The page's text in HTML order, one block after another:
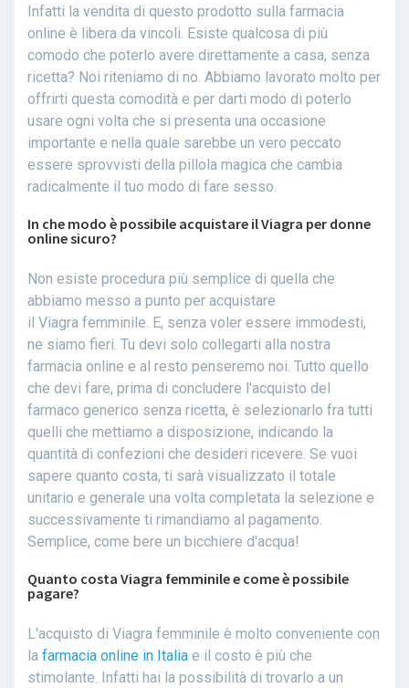
Infatti la vendita di questo prodotto sulla farmacia
online è libera da vincoli. Esiste qualcosa di più
comodo che poterlo avere direttamente a casa, senza
ricetta? Noi riteniamo di no. Abbiamo lavorato molto per
offrirti questa comodità e per darti modo di poterlo
usare ogni volta che si presenta una occasione
importante e nella quale sarebbe un vero peccato
essere sprovvisti della pillola magica che cambia
radicalmente il tuo modo di fare sesso.
In che modo è possibile acquistare il Viagra per donne
online sicuro?
Non esiste procedura più semplice di quella che
abbiamo messo a punto per acquistare
il Viagra femminile. E, senza voler essere immodesti,
ne siamo fieri. Tu devi solo collegarti alla nostra
farmacia online e al resto penseremo noi. Tutto quello
che devi fare, prima di concludere l'acquisto del
farmaco generico senza ricetta, è selezionarlo fra tutti
quelli che mettiamo a disposizione, indicando la
quantità di confezioni che desideri ricevere. Se vuoi
sapere quanto costa, ti sarà visualizzato il totale
unitario e generale una volta completata la selezione e
successivamente ti rimandiamo al pagamento.
Semplice, come bere un bicchiere d'acqua!
Quanto costa Viagra femminile e come è possibile
pagare?
L'acquisto di Viagra femminile è molto conveniente con
la farmacia online in Italia e il costo è più che
stimolante. Infatti hai la possibilità di trovarlo a un